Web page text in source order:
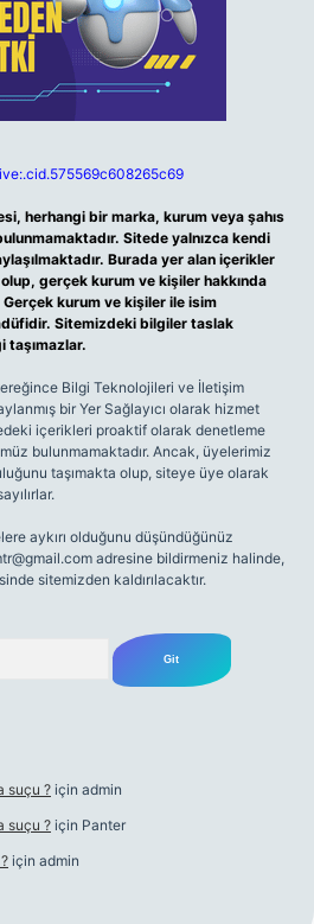
herhangi bir marka, kurum veya şahıs
Sitede yalnızca kendi
Burada yer alan içerikler
gerçek kurum ve kişiler hakkında
Gerçek kurum ve kişiler ile isim
Sitemizdeki bilgiler taslak
taşımazlar.
Bilgi Teknolojileri ve İletişim
bir Yer Sağlayıcı olarak hizmet
içerikleri proaktif olarak denetleme
bulunmamaktadır. Ancak, üyelerimiz
taşımakta olup, siteye üye olarak
aykırı olduğunu düşündüğünüz
adresine bildirmeniz halinde,
sitemizden kaldırılacaktır.
suçu ? için admin
suçu ? için Panter
için admin